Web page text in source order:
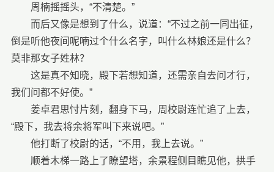
周楠摇摇头，“不清楚。”
而后又像是想到了什么，说道：“不过之前一同出征，
倒是听他夜间呢喃过个什么名字，叫什么林娘还是什么？
莫非那女子姓林？
这是真不知晓，殿下若想知道，还需亲自去问才行，
我们问都不好使。”
姜卓君思忖片刻，翻身下马，周校尉连忙追了上去，
“殿下，我去将余将军叫下来说吧。”
他打断了校尉的话，“不用，我上去说。”
顺着木梯一路上了瞭望塔，余景程侧目瞧见他，拱手